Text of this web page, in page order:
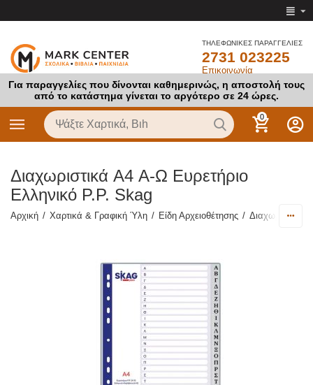
ΤΗΛΕΦΩΝΙΚΕΣ ΠΑΡΑΓΓΕΛΙΕΣ
2731 023225
Επικοινωνία
Για παραγγελίες που δίνονται καθημερινώς, η αποστολή τους
από το κατάστημα γίνεται το αργότερο σε 24 ώρες.
0
Διαχωριστικά A4 Α-Ω Ευρετήριο
Ελληνικό P.P. Skag
Αρχική / Χαρτικά & Γραφική Ύλη / Είδη Αρχειοθέτησης / Διαχωριστικά